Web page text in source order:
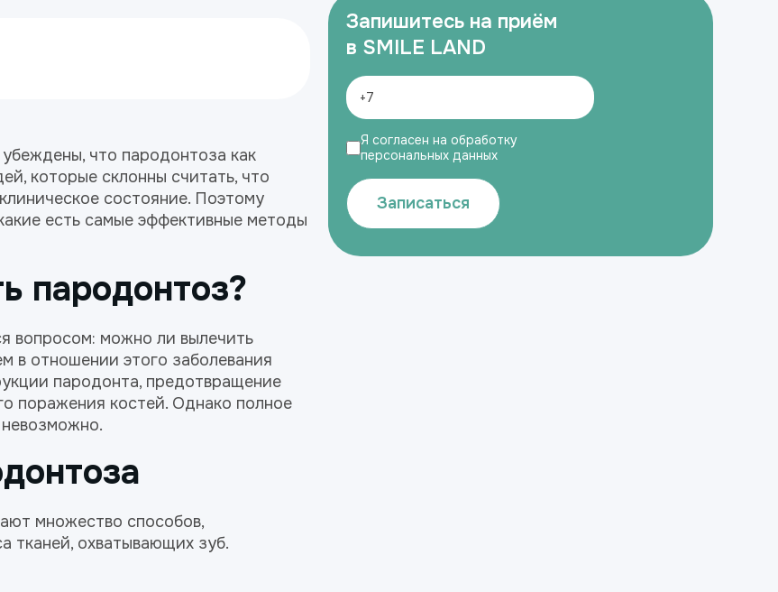
что пародонтоза как
которые склонны считать, что
состояние. Поэтому
есть самые эффективные методы
пародонтоз?
вопросом: можно ли вылечить
в отношении этого заболевания
пародонта, предотвращение
поражения костей. Однако полное
множество способов,
тканей, охватывающих зуб.
Запишитесь на приём
в SMILE LAND
Я согласен на обработку
персональных данных
Записаться